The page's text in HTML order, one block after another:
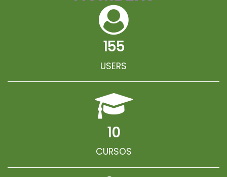
155
USERS
10
CURSOS